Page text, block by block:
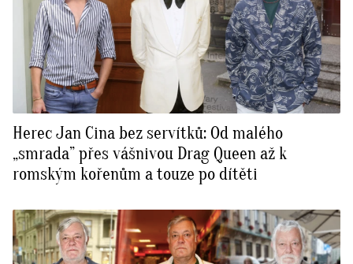
Herec Jan Cina bez servítků: Od malého
„smrada” přes vášnivou Drag Queen až k
romským kořenům a touze po dítěti